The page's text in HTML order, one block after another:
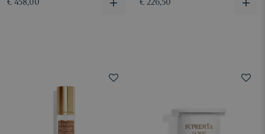
€ 458,00
€ 226,50